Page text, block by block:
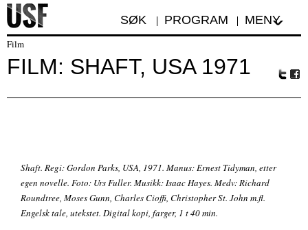
SØK PROGRAM MENY
Film
FILM: SHAFT, USA 1971
Shaft. Regi: Gordon Parks, USA, 1971. Manus: Ernest Tidyman, etter
egen novelle. Foto: Urs Fuller. Musikk: Isaac Hayes. Medv: Richard
Roundtree, Moses Gunn, Charles Cioffi, Christopher St. John m.fl.
Engelsk tale, utekstet. Digital kopi, farger, 1 t 40 min.